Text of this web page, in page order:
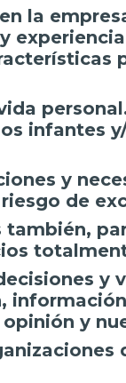
la
infantes
y
de
y
y